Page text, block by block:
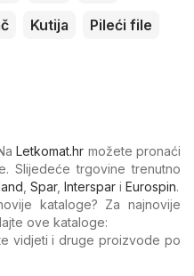
Kutija
Pileći file
Letkomat.hr možete pronaći
Slijedeće trgovine trenutno
Spar, Interspar i Eurospin.
kataloge? Za najnovije
ove kataloge:
vidjeti i druge proizvode po